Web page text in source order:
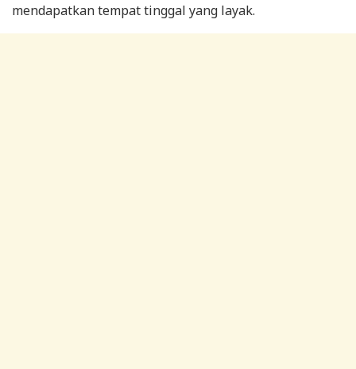
mendapatkan tempat tinggal yang layak.